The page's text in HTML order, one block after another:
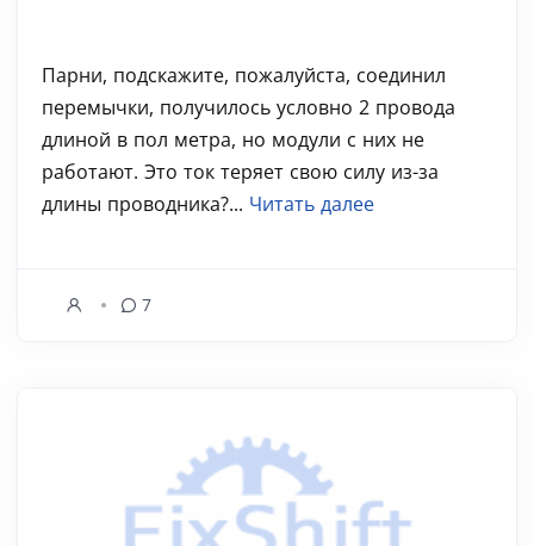
Парни, подскажите, пожалуйста, соединил
перемычки, получилось условно 2 провода
длиной в пол метра, но модули с них не
работают. Это ток теряет свою силу из-за
длины проводника?... Читать далее
7